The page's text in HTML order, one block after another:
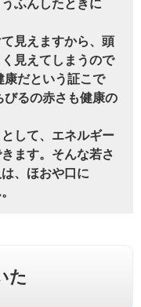
ふんしたときに
見えますから、頭
見えてしまうので
康だという証こで
びるの赤さも健康の
して、エネルギー
ます。そんな若さ
、ほおや口に
た